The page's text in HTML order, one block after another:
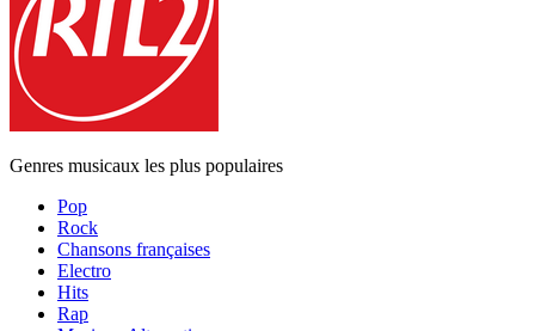
Genres musicaux les plus populaires
Pop
Rock
Chansons françaises
Electro
Hits
Rap